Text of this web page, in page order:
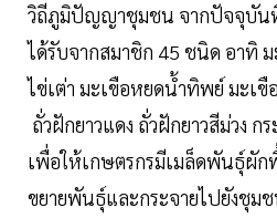
วิถีภูมิปัญญาชุมชน จากปัจจุบัน
ได้รับจากสมาชิก 45 ชนิด อาทิ ม
ไข่เต่า มะเขือหยดน้ำทิพย์ มะเขื
ถั่วฝักยาวแดง ถั่วฝักยาวสีม่วง
เพื่อให้เกษตรกรมีเมล็ดพันธุ์ผั
ขยายพันธุ์และกระจายไปยังชุม